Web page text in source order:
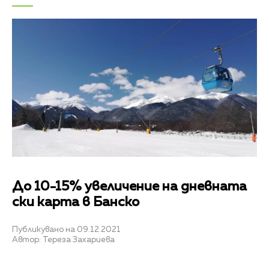
До 10-15% увеличение на дневната
ски карта в Банско
Публикувано на 09.12.2021
Автор: Тереза Захариева